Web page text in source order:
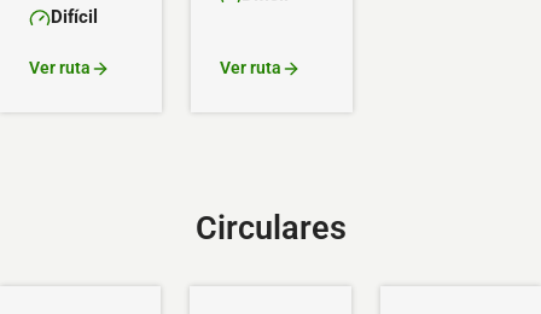
Dificultad:
Difícil
Ver ruta
Dificultad:
Ver ruta
Circulares